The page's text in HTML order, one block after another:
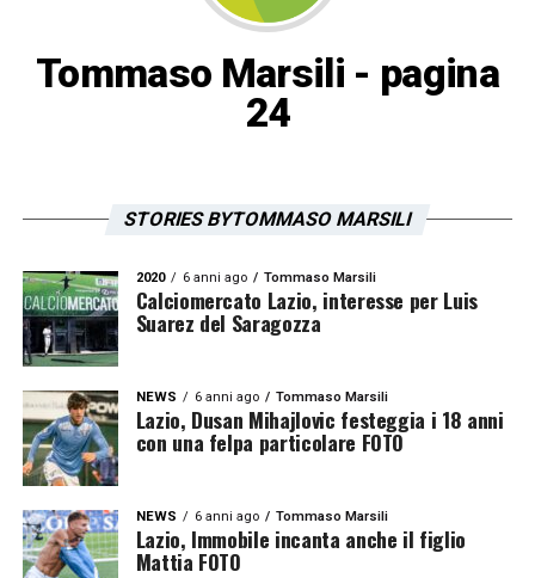
Tommaso Marsili - pagina
24
STORIES BYTOMMASO MARSILI
2020 6 anni ago Tommaso Marsili
Calciomercato Lazio, interesse per Luis
Suarez del Saragozza
NEWS 6 anni ago Tommaso Marsili
Lazio, Dusan Mihajlovic festeggia i 18 anni
con una felpa particolare FOTO
NEWS 6 anni ago Tommaso Marsili
Lazio, Immobile incanta anche il figlio
Mattia FOTO